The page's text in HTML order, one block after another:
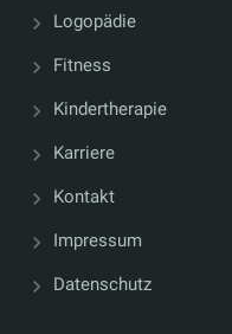
Logopädie
Fitness
Kindertherapie
Karriere
Kontakt
Impressum
Datenschutz